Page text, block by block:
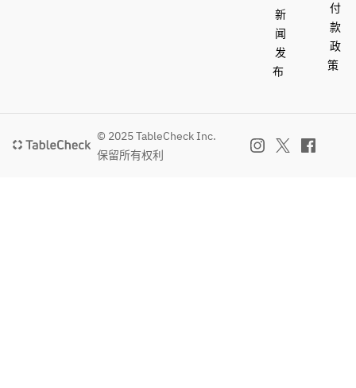
新
闻
发
布
付
款
政
策
© 2025 TableCheck Inc.
保留所有权利